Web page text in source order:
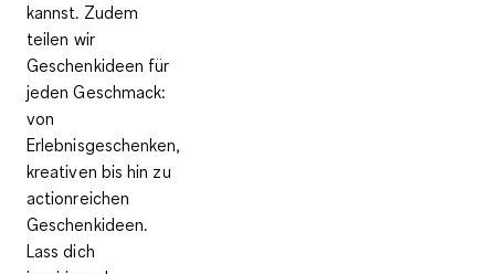
kannst. Zudem
teilen wir
Geschenkideen für
jeden Geschmack:
von
Erlebnisgeschenken,
kreativen bis hin zu
actionreichen
Geschenkideen.
Lass dich